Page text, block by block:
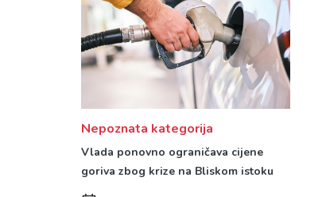
Nepoznata kategorija
Vlada ponovno ograničava cijene
goriva zbog krize na Bliskom istoku